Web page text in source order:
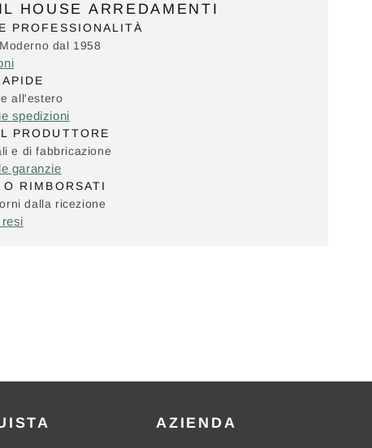
HOUSE ARREDAMENTI
PROFESSIONALITÀ
dal 1958
all'estero
spedizioni
PRODUTTORE
e di fabbricazione
garanzie
RIMBORSATI
dalla ricezione
AZIENDA